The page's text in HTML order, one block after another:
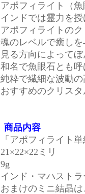
アポフィライト（
インドでは霊力を
アポフィライトの
魂のレベルで癒し
見る方向によって
和名で魚眼石とも
純粋で繊細な波動
おすすめのクリス
商品内容
「アポフィライト
21×22×22ミリ
9g
インド・マハスト
おまけのミニ結晶